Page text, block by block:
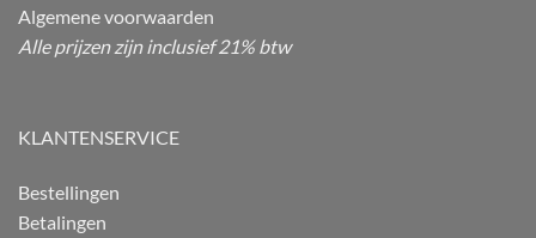
Algemene voorwaarden
Alle prijzen zijn inclusief 21% btw
KLANTENSERVICE
Bestellingen
Betalingen